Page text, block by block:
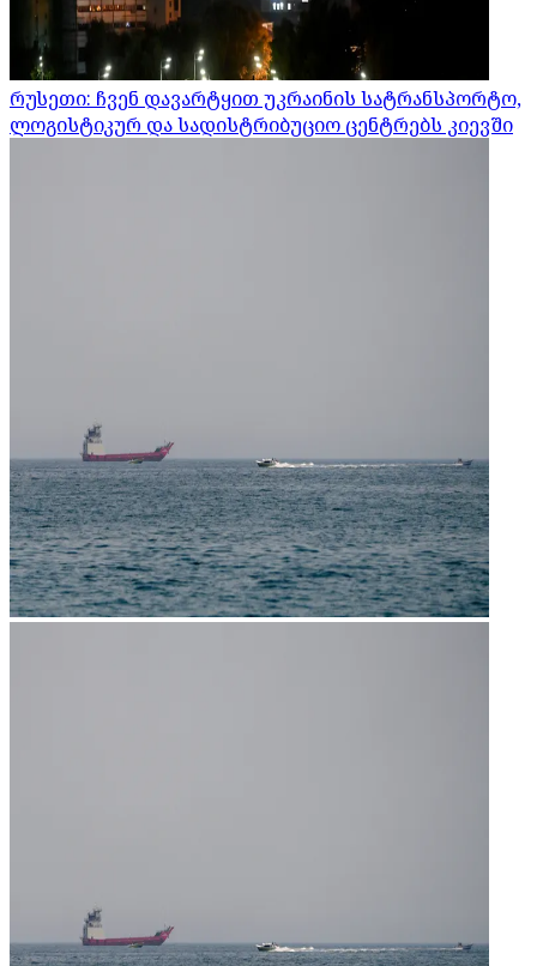
რუსეთი: ჩვენ დავარტყით უკრაინის სატრანსპორტო,
ლოგისტიკურ და სადისტრიბუციო ცენტრებს კიევში